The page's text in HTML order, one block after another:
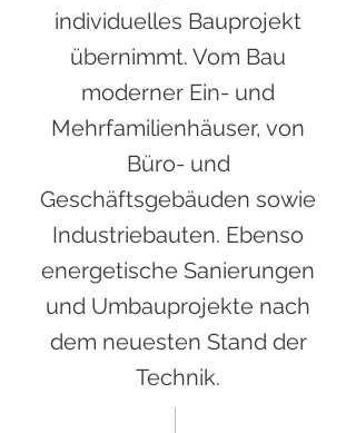
individuelles Bauprojekt
übernimmt. Vom Bau
moderner Ein- und
Mehrfamilienhäuser, von
Büro- und
Geschäftsgebäuden sowie
Industriebauten. Ebenso
energetische Sanierungen
und Umbauprojekte nach
dem neuesten Stand der
Technik.